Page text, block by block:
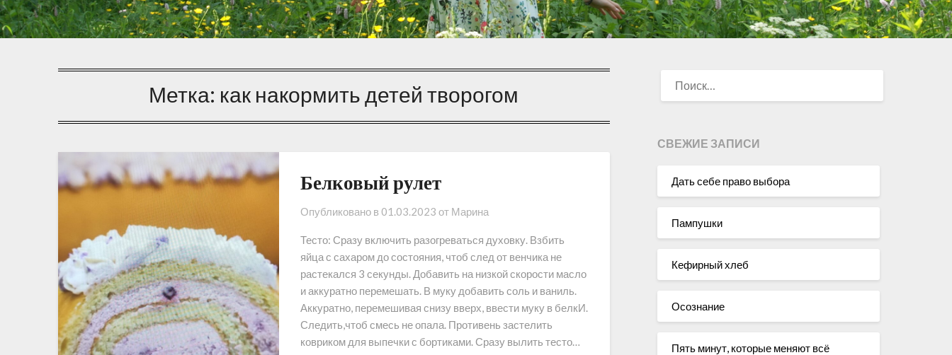
Метка: как накормить детей творогом
Белковый рулет
Опубликовано в 01.03.2023 от Марина
Тесто: Сразу включить разогреваться духовку. Взбить
яйца с сахаром до состояния, чтоб след от венчика не
растекался 3 секунды. Добавить на низкой скорости масло
и аккуратно перемешать. В муку добавить соль и ваниль.
Аккуратно, перемешивая снизу вверх, ввести муку в белкИ.
Следить,чтоб смесь не опала. Противень застелить
ковриком для выпечки с бортиками. Сразу вылить тесто…
СВЕЖИЕ ЗАПИСИ
Дать себе право выбора
Пампушки
Кефирный хлеб
Осознание
Пять минут, которые меняют всё